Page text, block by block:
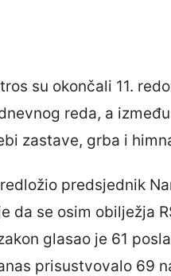
su okončali 11.
reda, a
zastave, grba i
predsjednik
da se osim obilježja
glasao je 61
prisustvovalo 69